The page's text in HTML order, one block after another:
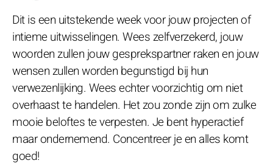
Dit is een uitstekende week voor jouw projecten of
intieme uitwisselingen. Wees zelfverzekerd, jouw
woorden zullen jouw gesprekspartner raken en jouw
wensen zullen worden begunstigd bij hun
verwezenlijking. Wees echter voorzichtig om niet
overhaast te handelen. Het zou zonde zijn om zulke
mooie beloftes te verpesten. Je bent hyperactief
maar ondernemend. Concentreer je en alles komt
goed!